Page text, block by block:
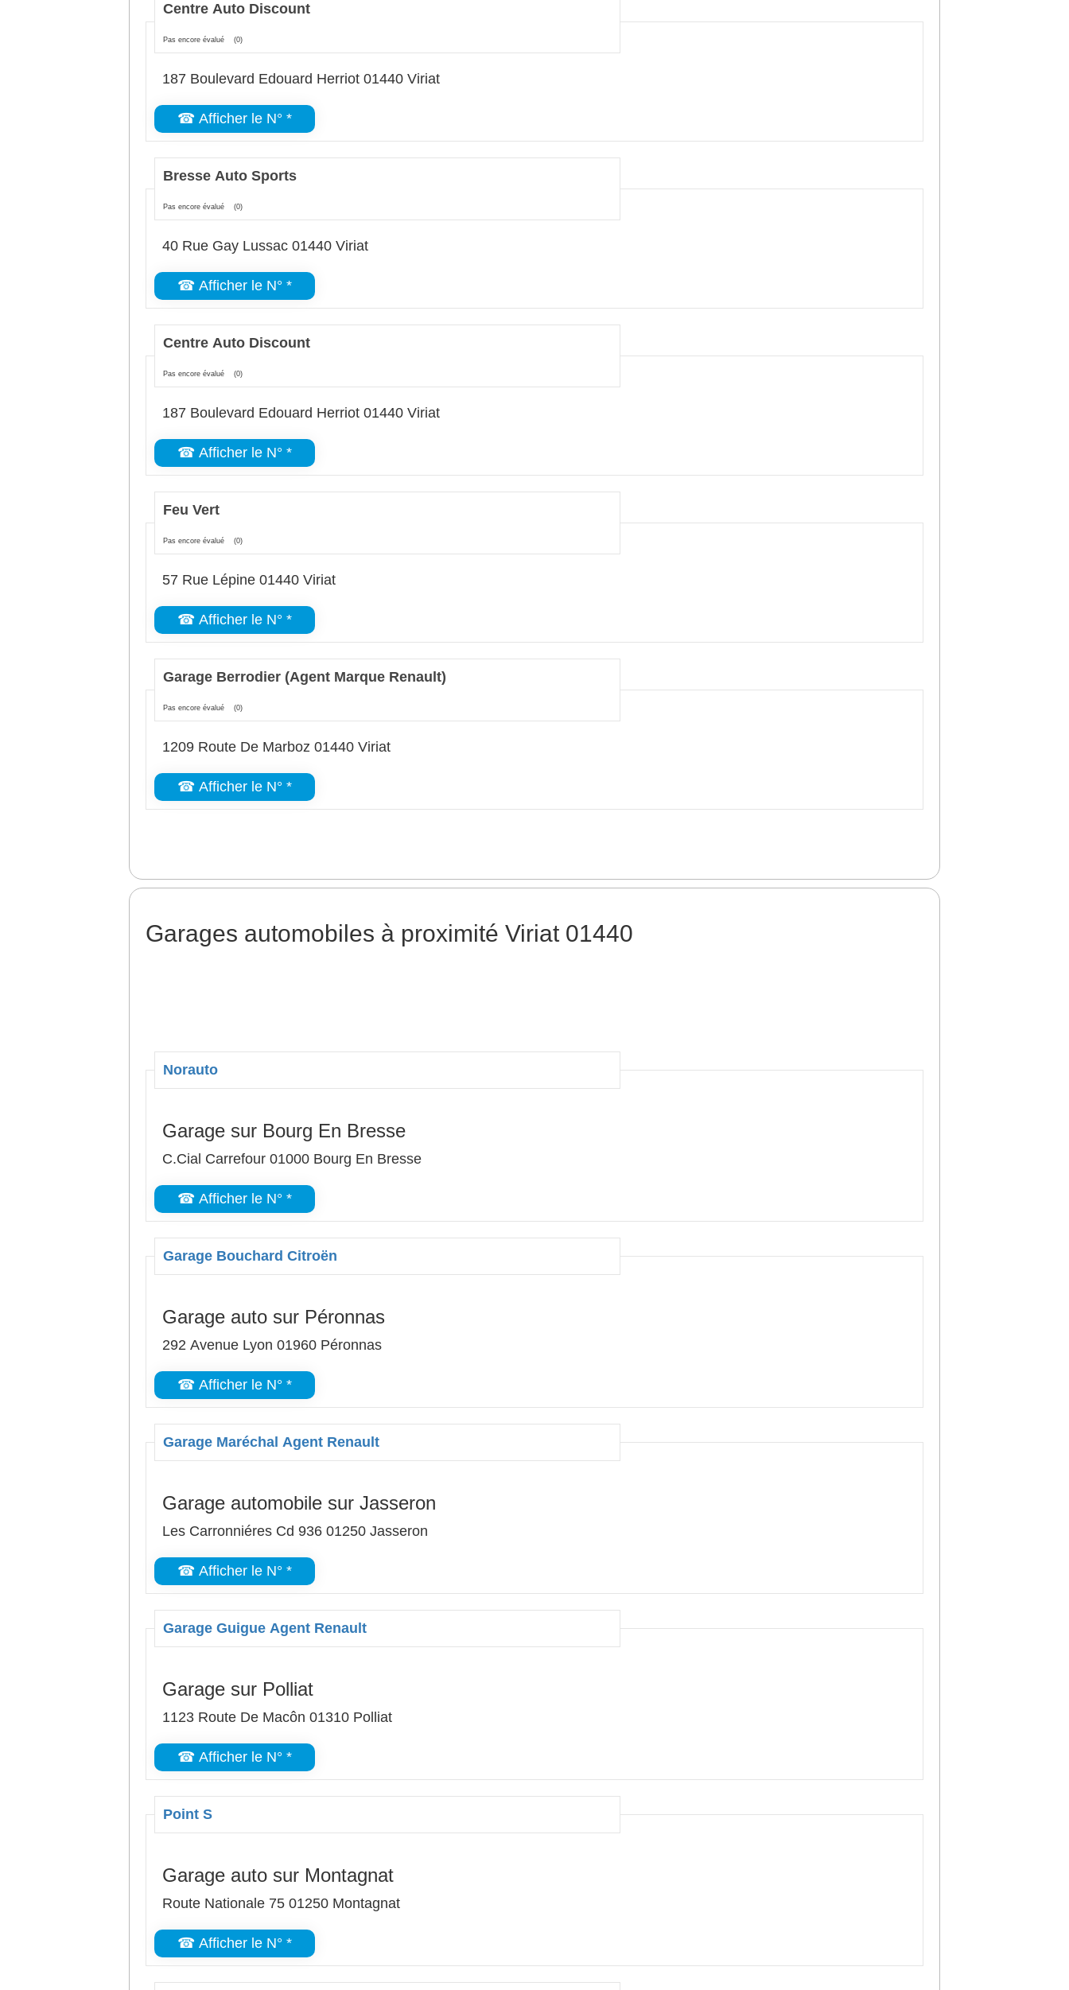
Centre Auto Discount
Pas encore évalué (0)
187 Boulevard Edouard Herriot 01440 Viriat
☎ Afficher le N° *
Bresse Auto Sports
Pas encore évalué (0)
40 Rue Gay Lussac 01440 Viriat
☎ Afficher le N° *
Centre Auto Discount
Pas encore évalué (0)
187 Boulevard Edouard Herriot 01440 Viriat
☎ Afficher le N° *
Feu Vert
Pas encore évalué (0)
57 Rue Lépine 01440 Viriat
☎ Afficher le N° *
Garage Berrodier (Agent Marque Renault)
Pas encore évalué (0)
1209 Route De Marboz 01440 Viriat
☎ Afficher le N° *
Garages automobiles à proximité Viriat 01440
Norauto
Garage sur Bourg En Bresse
C.Cial Carrefour 01000 Bourg En Bresse
☎ Afficher le N° *
Garage Bouchard Citroën
Garage auto sur Péronnas
292 Avenue Lyon 01960 Péronnas
☎ Afficher le N° *
Garage Maréchal Agent Renault
Garage automobile sur Jasseron
Les Carronniéres Cd 936 01250 Jasseron
☎ Afficher le N° *
Garage Guigue Agent Renault
Garage sur Polliat
1123 Route De Macôn 01310 Polliat
☎ Afficher le N° *
Point S
Garage auto sur Montagnat
Route Nationale 75 01250 Montagnat
☎ Afficher le N° *